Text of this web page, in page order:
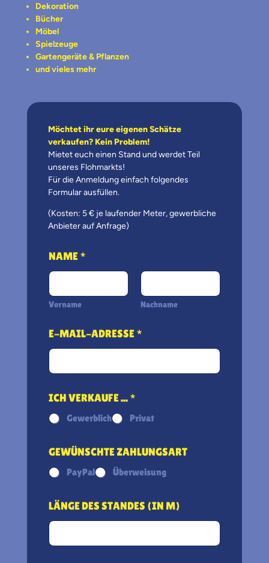
Dekoration
Bücher
Möbel
Spielzeuge
Gartengeräte & Pflanzen
und vieles mehr
Möchtet ihr eure eigenen Schätze
verkaufen? Kein Problem!
Mietet euch einen Stand und werdet Teil
unseres Flohmarkts!
Für die Anmeldung einfach folgendes
Formular ausfüllen.
(Kosten: 5 € je laufender Meter, gewerbliche
Anbieter auf Anfrage)
NAME*
Vorname Nachname
E-MAIL-ADRESSE*
ICH VERKAUFE ...*
Gewerblich Privat
GEWÜNSCHTE ZAHLUNGSART
PayPal Überweisung
LÄNGE DES STANDES (IN M)